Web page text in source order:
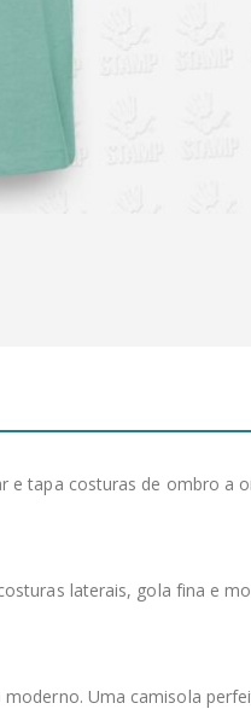
e tapa costuras de ombro
laterais, gola fina e
Uma camisola